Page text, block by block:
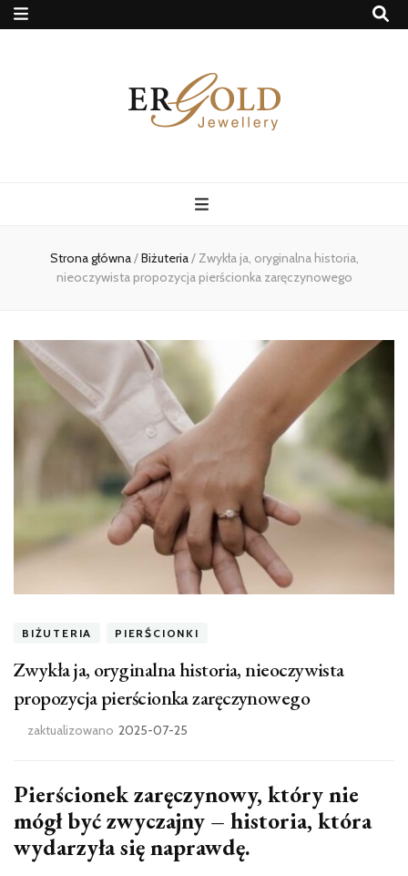
Strona główna/Biżuteria/Zwykła ja, oryginalna historia,
nieoczywista propozycja pierścionka zaręczynowego
BIŻUTERIA PIERŚCIONKI
Zwykła ja, oryginalna historia, nieoczywista
propozycja pierścionka zaręczynowego
zaktualizowano 2025-07-25
Pierścionek zaręczynowy, który nie
mógł być zwyczajny – historia, która
wydarzyła się naprawdę.